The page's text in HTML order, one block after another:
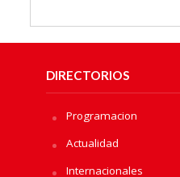
DIRECTORIOS
Programacion
Actualidad
Internacionales